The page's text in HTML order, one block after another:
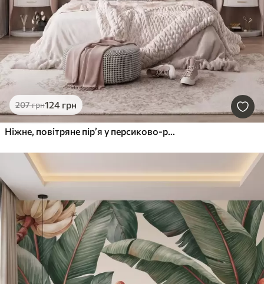
207грн124 грн
Ніжне, повітряне пір’я у персиково-рожевій мряці з мерехтінням